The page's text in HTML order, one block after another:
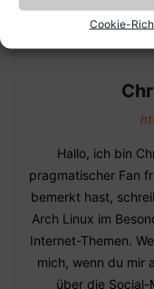
Cookie-
Hallo, ich bin
pragmatischer Fan
bemerkt hast,
Arch Linux im
Internet-Themen.
mich, wenn du mir
über die Social-